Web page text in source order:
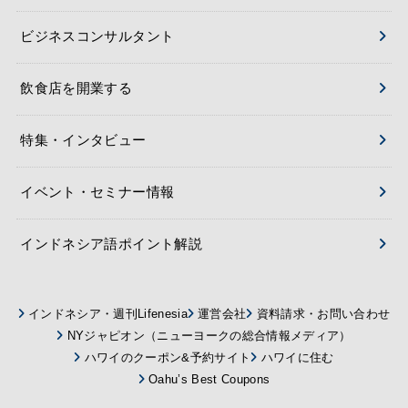
ビジネスコンサルタント
飲食店を開業する
特集・インタビュー
イベント・セミナー情報
インドネシア語ポイント解説
インドネシア・週刊Lifenesia 運営会社
資料請求・お問い合わせ
NYジャピオン（ニューヨークの総合情報メディア）
ハワイのクーポン&予約サイト
ハワイに住む
Oahu’s Best Coupons